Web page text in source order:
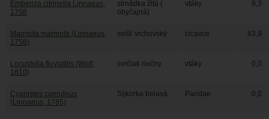
Emberiza citrinella Linnaeus,
1758
strnádka žltá (
obyčajná)
vtáky 8,3
Marmota marmota (Linnaeus,
1758)
svišť vrchovský cicavce 83,9
Locustella fluviatilis (Wolf,
1810)
svrčiak riečny vtáky 0,0
Cyanistes caeruleus
(Linnaeus, 1785)
Sýkorka belasá Paridae 0,0